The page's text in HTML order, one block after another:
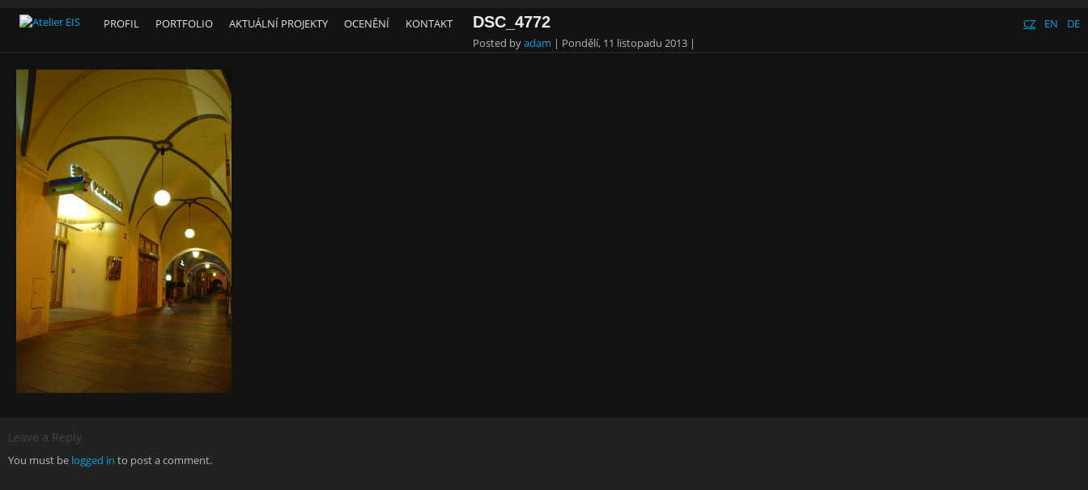
CZ EN DE
PROFIL PORTFOLIO AKTUÁLNÍ PROJEKTY OCENĚNÍ KONTAKT DSC_4772
Posted byadam | Pondělí, 11 listopadu 2013 |
Leave a Reply
You must be logged in to post a comment.